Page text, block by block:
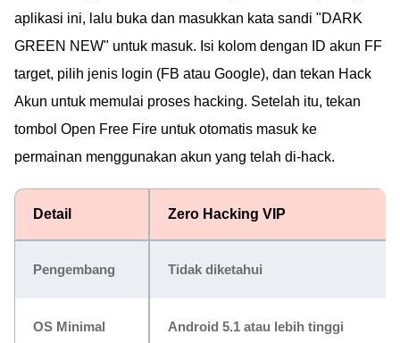
aplikasi ini, lalu buka dan masukkan kata sandi "DARK
GREEN NEW" untuk masuk. Isi kolom dengan ID akun FF
target, pilih jenis login (FB atau Google), dan tekan Hack
Akun untuk memulai proses hacking. Setelah itu, tekan
tombol Open Free Fire untuk otomatis masuk ke
permainan menggunakan akun yang telah di-hack.
Detail Zero Hacking VIP
Pengembang Tidak diketahui
OS Minimal Android 5.1 atau lebih tinggi